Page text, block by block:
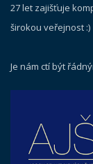
27 let zajišťuje
širokou veřejnost :)
Je nám ctí být